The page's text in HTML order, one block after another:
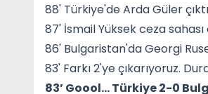
88' Türkiye'de Arda Güler
87' İsmail Yüksek ceza
86' Bulgaristan'da Georgi
83' Farkı 2'ye çıkarıyoruz.
83’ Goool… Türkiye 2-0